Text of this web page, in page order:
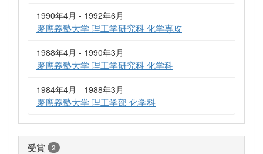
1990年4月 - 1992年6月
慶應義塾大学 理工学研究科 化学専攻
1988年4月 - 1990年3月
慶應義塾大学 理工学研究科 化学科
1984年4月 - 1988年3月
慶應義塾大学 理工学部 化学科
受賞 2